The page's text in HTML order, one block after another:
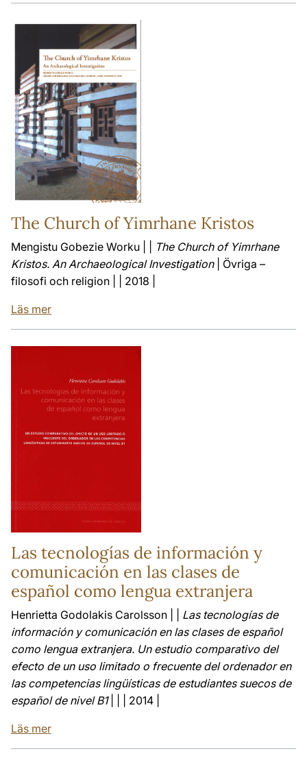
The Church of Yimrhane Kristos
Mengistu Gobezie Worku | |
The Church of Yimrhane
Kristos. An Archaeological Investigation| Övriga –
filosofi och religion | | 2018 |
Läs mer
Las tecnologías de información y
comunicación en las clases de
español como lengua extranjera
Henrietta Godolakis Carolsson | | Las tecnologías de
información y comunicación en las clases de español
como lengua extranjera. Un estudio comparativo del
efecto de un uso limitado o frecuente del ordenador en
las competencias lingüísticas de estudiantes suecos de
español de nivel B1| | | 2014 |
Läs mer